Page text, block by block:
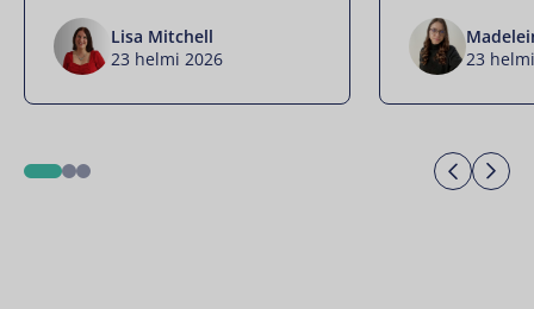
Lisa Mitchell
23 helmi 2026
23
12